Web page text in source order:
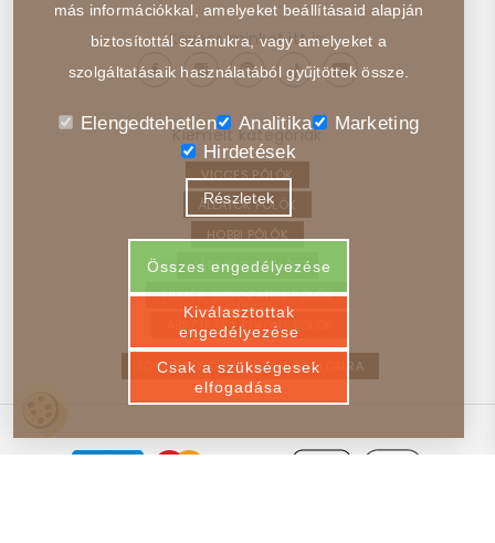
Kövess minket itt is:
Kiemelt kategóriák
VICCES PÓLÓK
ÁLLATOK PÓLÓK
HOBBI PÓLÓK
JÁRMŰVEK PÓLÓK
FILMEK, SOROZATOK PÓLÓK
ABSZTRAKT, ELVONT PÓLÓK
EGYEDI PÓLÓ – VISSZA A FŐOLDALRA
más információkkal, amelyeket beállításaid alapján
biztosítottál számukra, vagy amelyeket a
szolgáltatásaik használatából gyűjtöttek össze.
Elengedtehetlen Analitika
Marketing
Hirdetések
Részletek
Összes engedélyezése
Kiválasztottak
engedélyezése
Csak a szükségesek
elfogadása